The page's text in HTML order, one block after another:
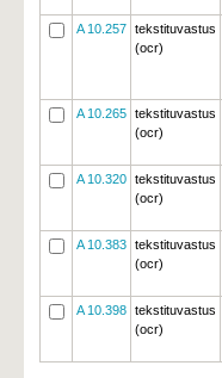
A 10.257 tekstituvastus
(ocr)
A 10.265 tekstituvastus
(ocr)
A 10.320 tekstituvastus
(ocr)
A 10.383 tekstituvastus
(ocr)
A 10.398 tekstituvastus
(ocr)